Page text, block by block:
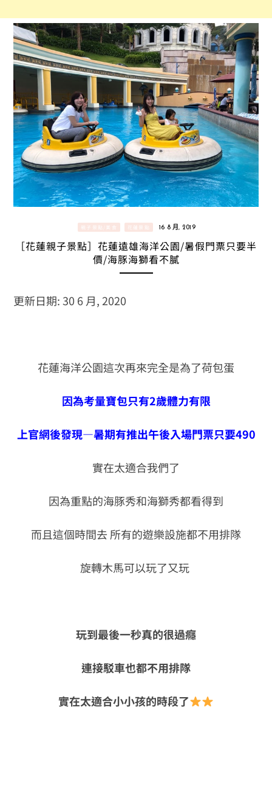
親子景點/美食 花蓮景點 16 8 月, 2019
［花蓮親子景點］花蓮遠雄海洋公園/暑假門票只要半
價/海豚海獅看不膩
更新日期: 30 6 月, 2020
花蓮海洋公園這次再來完全是為了荷包蛋
因為考量寶包只有2歲體力有限
上官網後發現—暑期有推出午後入場門票只要490
實在太適合我們了
因為重點的海豚秀和海獅秀都看得到
而且這個時間去 所有的遊樂設施都不用排隊
旋轉木馬可以玩了又玩
玩到最後一秒真的很過癮
連接駁車也都不用排隊
實在太適合小小孩的時段了